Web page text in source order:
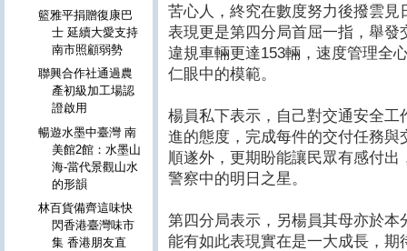
苦心人，終究在數度努力後撥雲
表現更是第四分局首屈一指，舉
違規車輛更達153輛，速度管理全
仁眼中的模範。
楊員私下表示，自己對交通安全
進的態度，完成每件的交付任務
順遂外，更期盼能讓民眾有感付
警察中的明日之星。
第四分局表示，另楊員其母亦於
能有如此表現實在是一大成長，
籃雅平捐贈復康巴
士 延續大愛支持
南市照顧弱勢
聯興合作社通過農
產初級加工場認
證啟用
暢遊水墨中臺灣 南
美館2館：水墨山
海-當代景觀山水
的形韻
林百貨備齊這味快
閃香港臺灣味市
集 香港朋友直